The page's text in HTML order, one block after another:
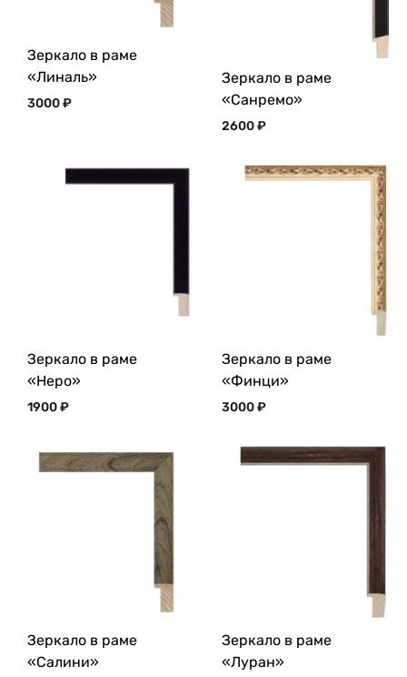
Зеркало в раме
«Линаль»
3000₽
Зеркало в раме
«Санремо»
2600₽
Зеркало в раме
«Неро»
1900₽
Зеркало в раме
«Финци»
3000₽
Зеркало в раме
«Салини»
Зеркало в раме
«Луран»